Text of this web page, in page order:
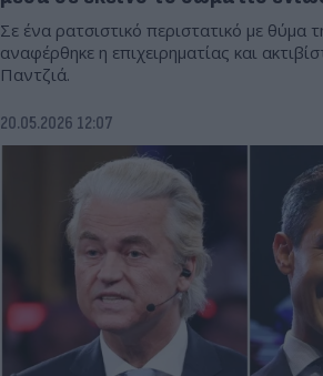
Σε ένα ρατσιστικό περιστατικό με θύμα
αναφέρθηκε η επιχειρηματίας και
Παντζιά.
20.05.2026 12:07